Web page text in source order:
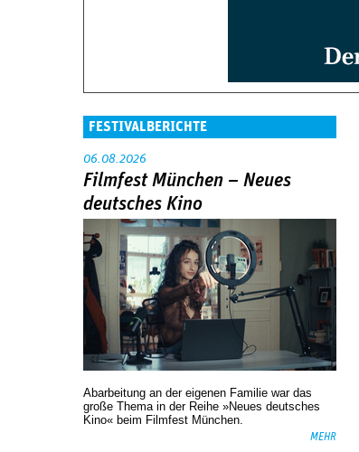
FESTIVALBERICHTE
06.08.2026
Filmfest München – Neues
deutsches Kino
Abarbeitung an der eigenen Familie war das
große Thema in der Reihe »Neues deutsches
Kino« beim Filmfest München.
MEHR